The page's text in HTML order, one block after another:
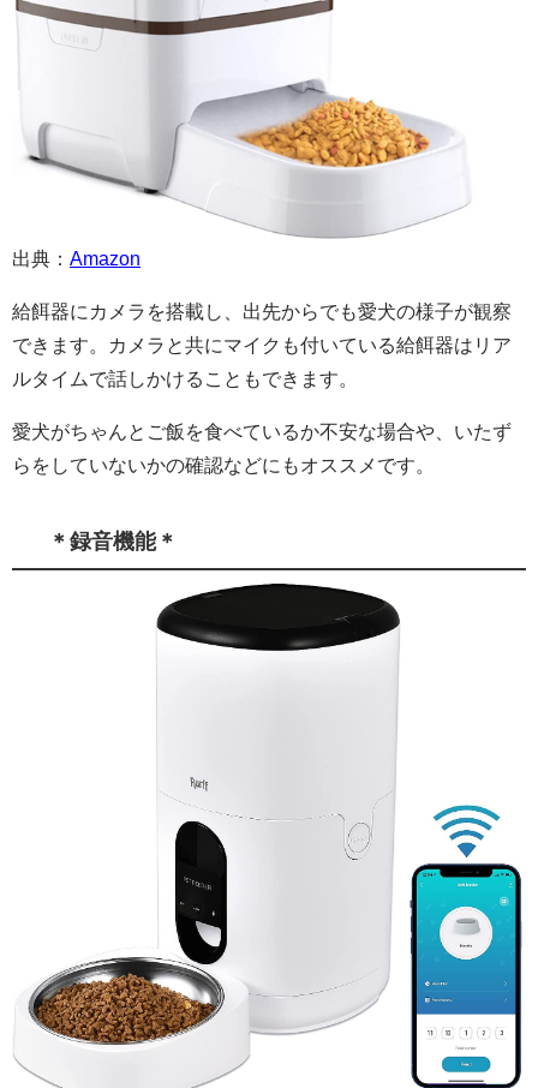
出典： Amazon
給餌器にカメラを搭載し、出先からでも愛犬の様子が観察
できます。カメラと共にマイクも付いている給餌器はリア
ルタイムで話しかけることもできます。
愛犬がちゃんとご飯を食べているか不安な場合や、いたず
らをしていないかの確認などにもオススメです。
＊録音機能＊